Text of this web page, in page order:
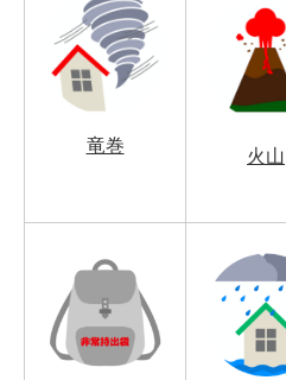
竜巻
火山